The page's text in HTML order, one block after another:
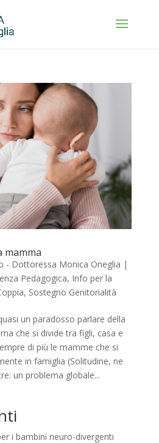
mamma
- Dottoressa Monica Oneglia |
Pedagogica, Info per la
, Sostegno Genitorialità
un paradosso parlare della
che si divide tra figli, casa e
di più le mamme che si
in famiglia (Solitudine, ne
un problema globale...
i bambini neuro-divergenti